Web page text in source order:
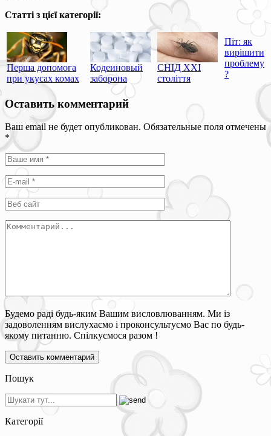
Статті з цієї категорії:
Перша допомога
при укусах комах
Кодеиновый
заборона
СНІД XXI
століття
Піт: як
вирішити
проблему
?
Оставить комментарий
Ваш email не будет опубликован. Обязательные поля отмечены
*
Будемо раді будь-яким Вашим висловлюванням. Ми із
задоволенням вислухаємо і проконсультуємо Вас по будь-
якому питанню. Спілкуємося разом !
Пошук
Категорії